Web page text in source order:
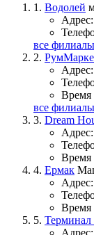
1. Водолей
Адрес:
все филиалы
2.
Адрес:
Время
все филиалы
3. Dream
Адрес:
Время
4. Ермак
Адрес:
Время
5. Терминал
Адрес: